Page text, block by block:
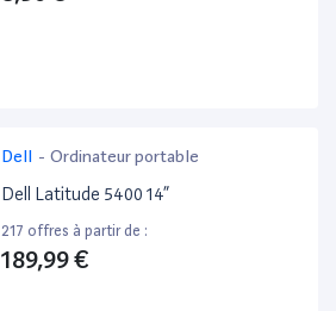
Dell - Ordinateur portable
Dell Latitude 5400 14”
217 offres à partir de :
189,99 €